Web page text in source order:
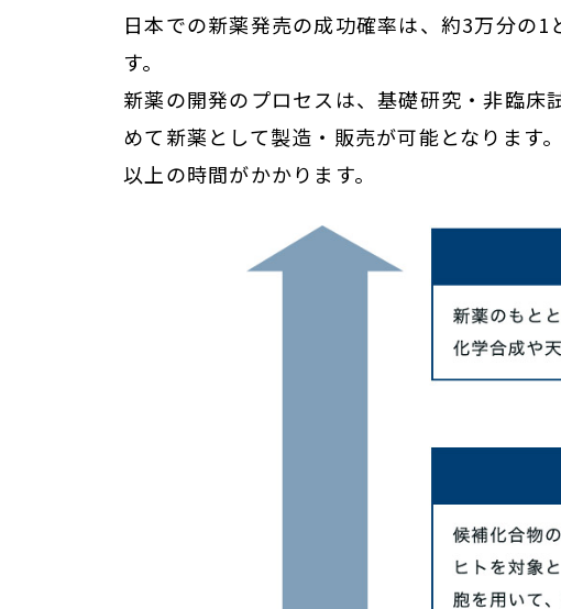
日本での新薬発売の成功確率は、約3万分の
す。
新薬の開発のプロセスは、基礎研究・非臨床
めて新薬として製造・販売が可能となります
以上の時間がかかります。